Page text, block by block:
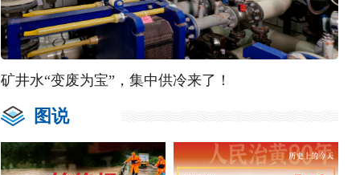
矿井水“变废为宝”，集中供冷来了！
图说